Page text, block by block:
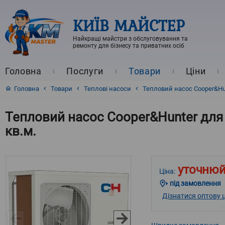
КИЇВ МАЙСТЕР
Найкращі майстри з обслуговування та
ремонту для бізнесу та приватних осіб
Головна Послуги Товари Ціни
Головна Товари Теплові насоси Тепловий насос
Тепловий насос Cooper&Hunter
кв.м.
Ціна:
під замовлення
Дізнатися оптову